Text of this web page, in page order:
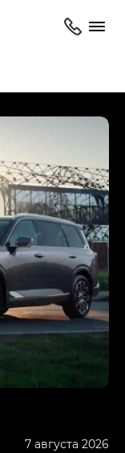
7 августа 2026